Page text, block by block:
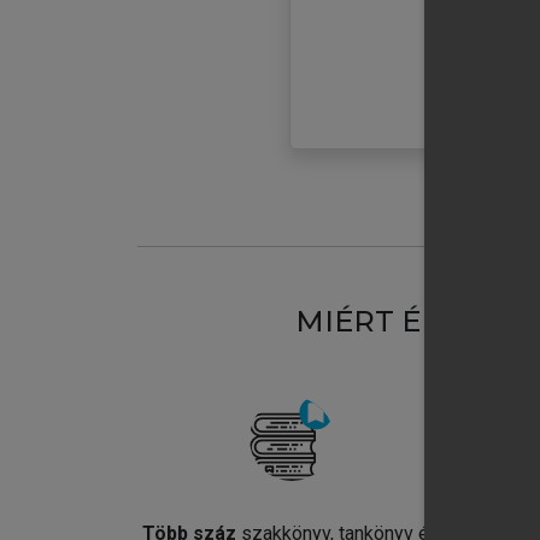
MIÉRT
Több száz szakkönyv, tankönyv és